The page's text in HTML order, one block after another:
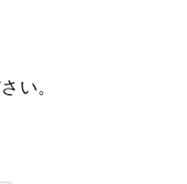
い。